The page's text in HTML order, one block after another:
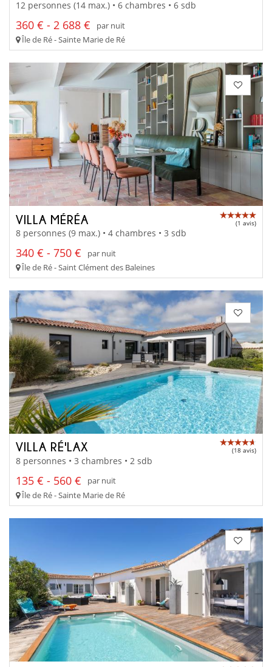
12 personnes (14 max.) • 6 chambres • 6 sdb
360 € - 2 688 €
par nuit
Île de Ré - Sainte Marie de Ré
VILLA MÉRÉA (1 avis)
8 personnes (9 max.) • 4 chambres • 3 sdb
340 € - 750 €
par nuit
Île de Ré - Saint Clément des Baleines
VILLA RÉ'LAX (18 avis)
8 personnes • 3 chambres • 2 sdb
135 € - 560 €
par nuit
Île de Ré - Sainte Marie de Ré